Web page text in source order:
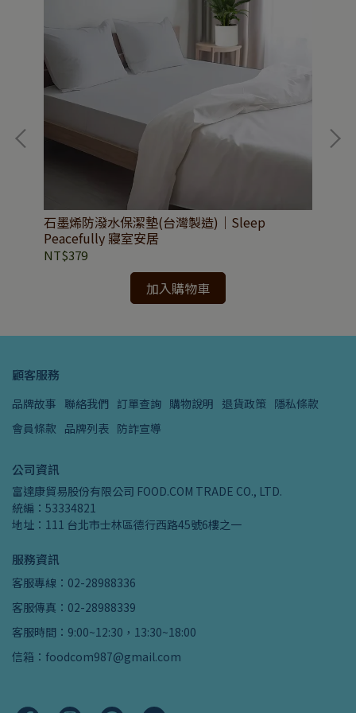
石墨烯防潑水保潔墊(台灣製造)｜Sleep
Peacefully 寢室安居
NT$379
加入購物車
顧客服務
品牌故事 聯絡我們 訂單查詢 購物說明 退貨政策 隱私條款
會員條款 品牌列表 防詐宣導
公司資訊
富達康貿易股份有限公司 FOOD.COM TRADE CO., LTD.
統編：53334821
地址：111 台北市士林區德行西路45號6樓之一
服務資訊
客服專線：02-28988336
客服傳真：02-28988339
客服時間：9:00~12:30，13:30~18:00
信箱：foodcom987@gmail.com